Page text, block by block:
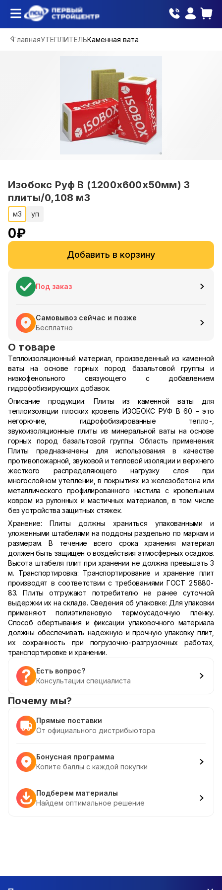
ГлавнаяУТЕПЛИТЕЛЬКаменная вата
Изобокс Руф В (1200х600х50мм) 3
плиты/0,108 м3
м3 уп
0₽
Добавить в корзину
Под заказ
Самовывоз сейчас и позже
Бесплатно
О товаре
Теплоизоляционный материал, произведенный из каменной
ваты на основе горных пород базальтовой группы и
низкофенольного связующего с добавлением
гидрофобизирующих добавок.
Описание продукции: Плиты из каменной ваты для
теплоизоляции плоских кровель ИЗОБОКС РУФ В 60 – это
негорючие, гидрофобизированные тепло-,
звукоизоляционные плиты из минеральной ваты на основе
горных пород базальтовой группы. Область применения:
Плиты предназначены для использования в качестве
противопожарной, звуковой и тепловой изоляции и верхнего
жесткого распределяющего нагрузку слоя при
многослойном утеплении, в покрытиях из железобетона или
металлического профилированного настила с кровельным
ковром из рулонных и мастичных материалов, в том числе
без устройства защитных стяжек.
Хранение: Плиты должны храниться упакованными и
уложенными штабелями на поддоны раздельно по маркам и
размерам. В течение всего срока хранения материал
должен быть защищен о воздействия атмосферных осадков.
Высота штабеля плит при хранении не должна превышать 3
м. Транспортировка: Транспортирование и хранение плит
производят в соответствии с требованиями ГОСТ 25880-
83. Плиты отгружают потребителю не ранее суточной
выдержки их на складе. Сведения об упаковке: Для упаковки
применяют полиэтиленовую термоусадочную пленку.
Способ обертывания и фиксации упаковочного материала
должны обеспечивать надежную и прочную упаковку плит,
их сохранность при погрузочно-разгрузочных работах,
транспортировке и хранении.
Есть вопрос?
Консультации специалиста
Почему мы?
Прямые поставки
От официального дистрибьютора
Бонусная программа
Копите баллы с каждой покупки
Подберем материалы
Найдем оптимальное решение